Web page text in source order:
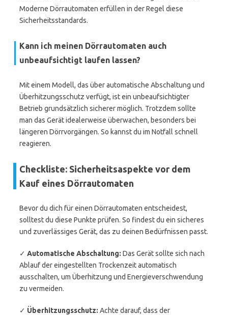
Moderne Dörrautomaten erfüllen in der Regel diese
Sicherheitsstandards.
Kann ich meinen Dörrautomaten auch
unbeaufsichtigt laufen lassen?
Mit einem Modell, das über automatische Abschaltung und
Überhitzungsschutz verfügt, ist ein unbeaufsichtigter
Betrieb grundsätzlich sicherer möglich. Trotzdem sollte
man das Gerät idealerweise überwachen, besonders bei
längeren Dörrvorgängen. So kannst du im Notfall schnell
reagieren.
Checkliste: Sicherheitsaspekte vor dem
Kauf eines Dörrautomaten
Bevor du dich für einen Dörrautomaten entscheidest,
solltest du diese Punkte prüfen. So findest du ein sicheres
und zuverlässiges Gerät, das zu deinen Bedürfnissen passt.
✓ Automatische Abschaltung: Das Gerät sollte sich nach
Ablauf der eingestellten Trockenzeit automatisch
ausschalten, um Überhitzung und Energieverschwendung
zu vermeiden.
✓ Überhitzungsschutz: Achte darauf, dass der